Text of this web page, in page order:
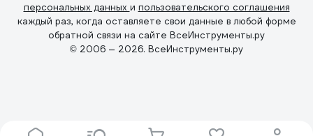
персональных данных и пользовательского соглашения
каждый раз, когда оставляете свои данные в любой форме
обратной связи на сайте ВсеИнструменты.ру
© 2006 — 2026. ВсеИнструменты.ру